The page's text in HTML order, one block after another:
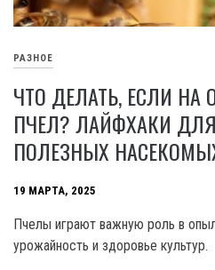
РАЗНОЕ
ЧТО ДЕЛАТЬ, ЕСЛИ НА
ПЧЕЛ? ЛАЙФХАКИ
ПОЛЕЗНЫХ
19 МАРТА, 2025
Пчелы играют важную роль в
урожайность и здоровье культур.